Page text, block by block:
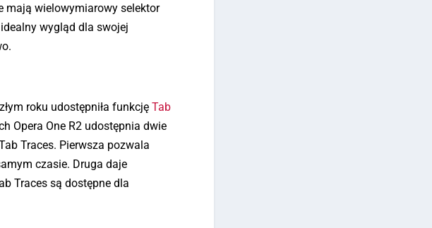
mają wielowymiarowy selektor
wygląd dla swojej
roku udostępniła funkcjęTab
Opera One R2 udostępnia dwie
Traces. Pierwsza pozwala
czasie. Druga daje
Traces są dostępne dla